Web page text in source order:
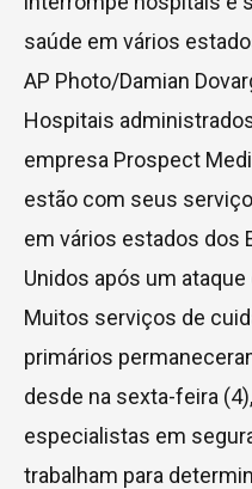
saúde em vários
AP Photo/Damian
Hospitais
empresa Prospect
estão com seus
em vários estados dos
Unidos após um
Muitos serviços de
primários
desde na sexta-feira
especialistas em
trabalham para